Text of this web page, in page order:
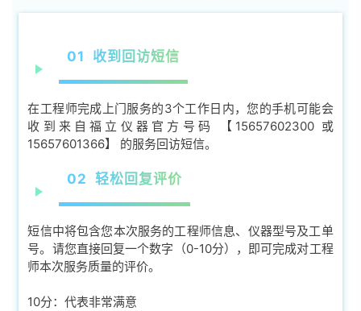
01 收到回访短信
在工程师完成上门服务的3个工作日内，您的手机可能会
收到来自福立仪器官方号码 【15657602300 或
15657601366】 的服务回访短信。
02 轻松回复评价
短信中将包含您本次服务的工程师信息、仪器型号及工单
号。请您直接回复一个数字（0-10分），即可完成对工程
师本次服务质量的评价。
10分：代表非常满意